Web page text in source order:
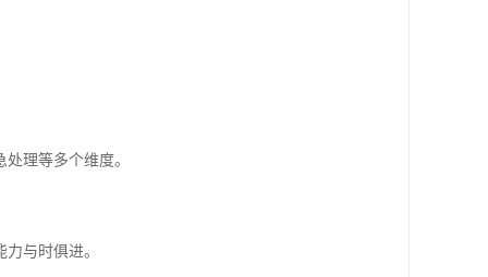
理等多个维度。
与时俱进。